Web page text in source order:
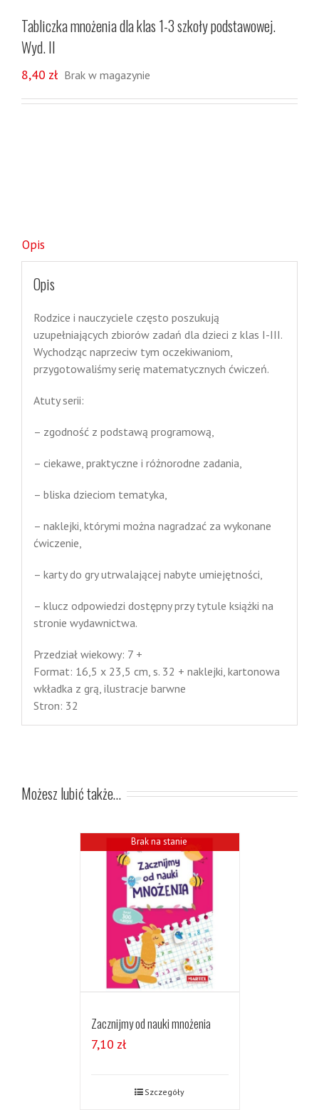
Tabliczka mnożenia dla klas 1-3 szkoły podstawowej.
Wyd. II
8,40 zł Brak w magazynie
Opis
Opis
Rodzice i nauczyciele często poszukują
uzupełniających zbiorów zadań dla dzieci z klas I-III.
Wychodząc naprzeciw tym oczekiwaniom,
przygotowaliśmy serię matematycznych ćwiczeń.
Atuty serii:
– zgodność z podstawą programową,
– ciekawe, praktyczne i różnorodne zadania,
– bliska dzieciom tematyka,
– naklejki, którymi można nagradzać za wykonane
ćwiczenie,
– karty do gry utrwalającej nabyte umiejętności,
– klucz odpowiedzi dostępny przy tytule książki na
stronie wydawnictwa.
Przedział wiekowy: 7 +
Format: 16,5 x 23,5 cm, s. 32 + naklejki, kartonowa
wkładka z grą, ilustracje barwne
Stron: 32
Możesz lubić także…
Brak na stanie
Zacznijmy od nauki mnożenia
7,10 zł
Szczegóły